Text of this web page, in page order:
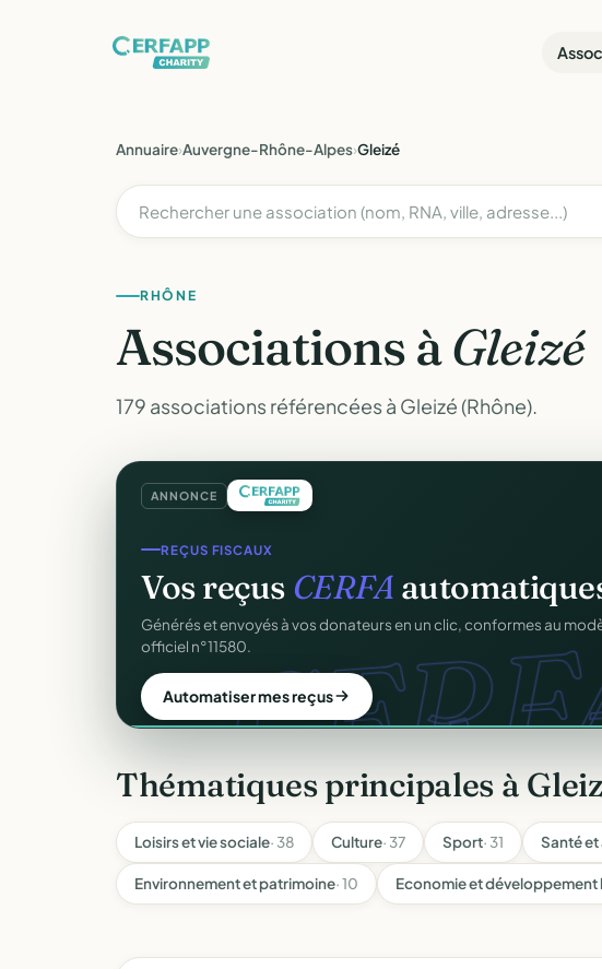
Annuaire›Auvergne-Rhône-Alpes›Gleizé
RHÔNE
Associations àGleizé
179 associations référencées à Gleizé (Rhône).
ANNONCE
CRM ASSOCIATIF
UnCRM completpour vos
Fiches donateurs, historique des dons, relances, adhésions — fini
fichiers Excel.
Découvrir le CRM gratuit
Thématiques principales à
Loisirs et vie sociale· 38 Culture· 37 Sport· 31 Santé
Environnement et patrimoine· 10 Economie et développement